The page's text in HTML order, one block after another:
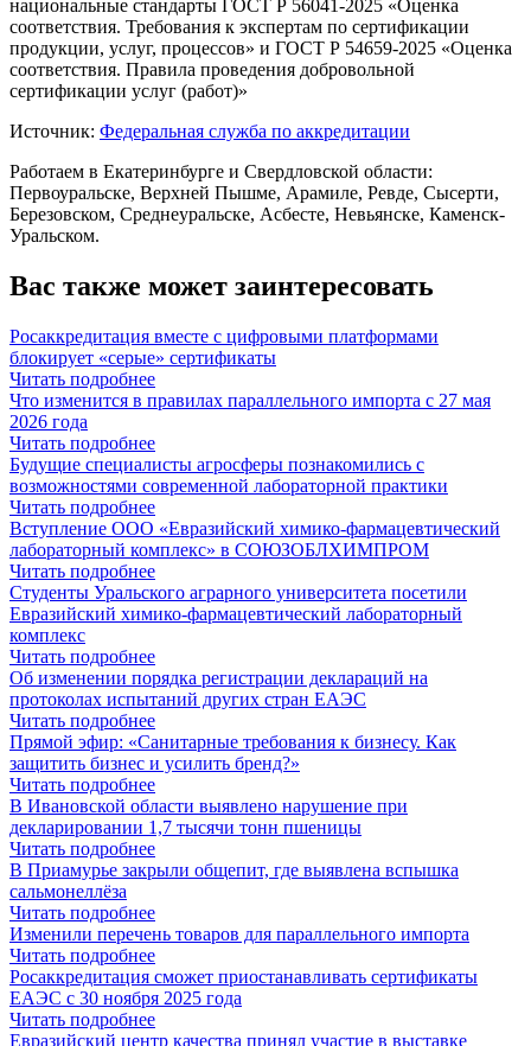
национальные стандарты ГОСТ Р 56041-2025 «Оценка
соответствия. Требования к экспертам по сертификации
продукции, услуг, процессов» и ГОСТ Р 54659-2025 «Оценка
соответствия. Правила проведения добровольной
сертификации услуг (работ)»
Источник: Федеральная служба по аккредитации
Работаем в Екатеринбурге и Свердловской области:
Первоуральске, Верхней Пышме, Арамиле, Ревде, Сысерти,
Березовском, Среднеуральске, Асбесте, Невьянске, Каменск-
Уральском.
Вас также может заинтересовать
Росаккредитация вместе с цифровыми платформами
блокирует «серые» сертификаты
Читать подробнее
Что изменится в правилах параллельного импорта с 27 мая
2026 года
Читать подробнее
Будущие специалисты агросферы познакомились с
возможностями современной лабораторной практики
Читать подробнее
Вступление ООО «Евразийский химико-фармацевтический
лабораторный комплекс» в СОЮЗОБЛХИМПРОМ
Читать подробнее
Студенты Уральского аграрного университета посетили
Евразийский химико-фармацевтический лабораторный
комплекс
Читать подробнее
Об изменении порядка регистрации деклараций на
протоколах испытаний других стран ЕАЭС
Читать подробнее
Прямой эфир: «Санитарные требования к бизнесу. Как
защитить бизнес и усилить бренд?»
Читать подробнее
В Ивановской области выявлено нарушение при
декларировании 1,7 тысячи тонн пшеницы
Читать подробнее
В Приамурье закрыли общепит, где выявлена вспышка
сальмонеллёза
Читать подробнее
Изменили перечень товаров для параллельного импорта
Читать подробнее
Росаккредитация сможет приостанавливать сертификаты
ЕАЭС с 30 ноября 2025 года
Читать подробнее
Евразийский центр качества принял участие в выставке